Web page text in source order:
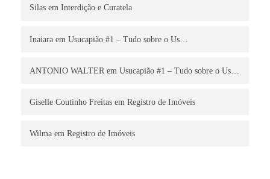
Silas em Interdição e Curatela
Inaiara em Usucapião #1 – Tudo sobre o Us…
ANTONIO WALTER em Usucapião #1 – Tudo sobre o Us…
Giselle Coutinho Freitas em Registro de Imóveis
Wilma em Registro de Imóveis